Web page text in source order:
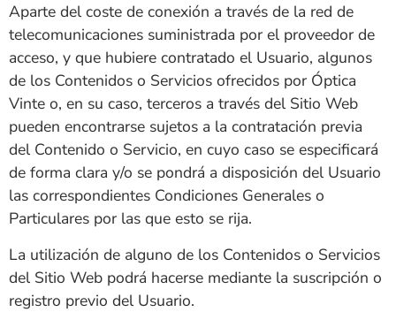
Aparte del coste de conexión a través de la red de
telecomunicaciones suministrada por el proveedor de
acceso, y que hubiere contratado el Usuario, algunos
de los Contenidos o Servicios ofrecidos por Óptica
Vinte o, en su caso, terceros a través del Sitio Web
pueden encontrarse sujetos a la contratación previa
del Contenido o Servicio, en cuyo caso se especificará
de forma clara y/o se pondrá a disposición del Usuario
las correspondientes Condiciones Generales o
Particulares por las que esto se rija.
La utilización de alguno de los Contenidos o Servicios
del Sitio Web podrá hacerse mediante la suscripción o
registro previo del Usuario.